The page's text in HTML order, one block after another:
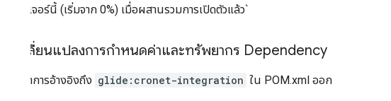
ฟีเจอร์นี้ (เริ่มจาก 0%) เมื่อผสานรวมการเปิดตัวแล้ว`
การเปลี่ยนแปลงการกำหนดค่าและทรัพยากร Dependency
นำการอ้างอิงถึง glide:cronet-integration ใน POM.xml ออก